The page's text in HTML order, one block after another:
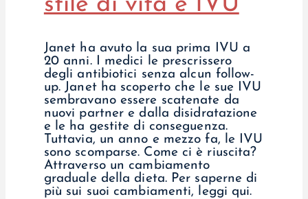
Janet ha avuto la sua prima IVU a
20 anni. I medici le prescrissero
degli antibiotici senza alcun follow-
up. Janet ha scoperto che le sue IVU
sembravano essere scatenate da
nuovi partner e dalla disidratazione
e le ha gestite di conseguenza.
Tuttavia, un anno e mezzo fa, le IVU
sono scomparse. Come ci è riuscita?
Attraverso un cambiamento
graduale della dieta. Per saperne di
più sui suoi cambiamenti, leggi qui.